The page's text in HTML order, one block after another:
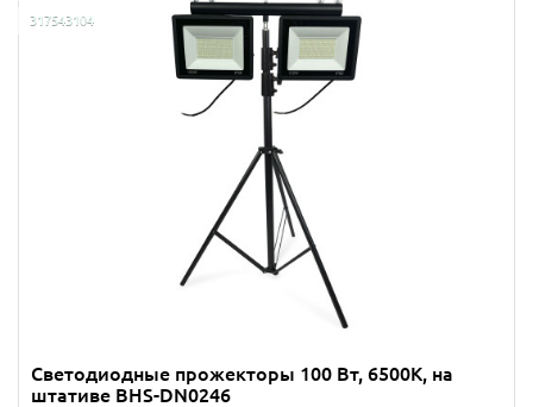
317543104
Светодиодные прожекторы 100 Вт, 6500K, на
штативе BHS-DN0246